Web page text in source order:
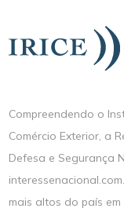
Compreendendo o
Comércio Exterior, a
Defesa e Segurança
mais altos do país